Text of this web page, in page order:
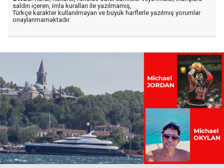
saldırı içeren, imla kuralları ile yazılmamış,
Türkçe karakter kullanılmayan ve büyük harflerle yazılmış yorumlar
onaylanmamaktadır.